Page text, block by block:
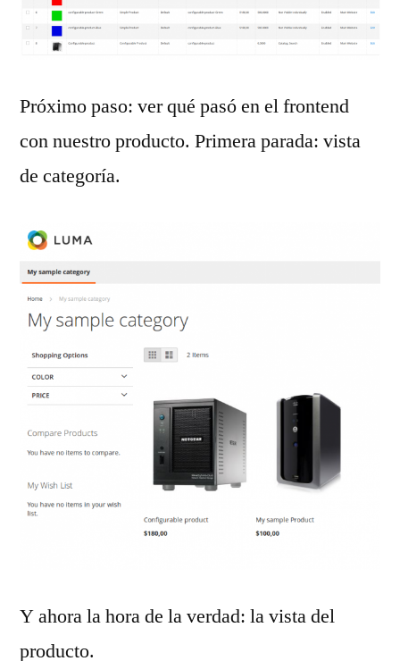
Próximo paso: ver qué pasó en el frontend
con nuestro producto. Primera parada: vista
de categoría.
Y ahora la hora de la verdad: la vista del
producto.